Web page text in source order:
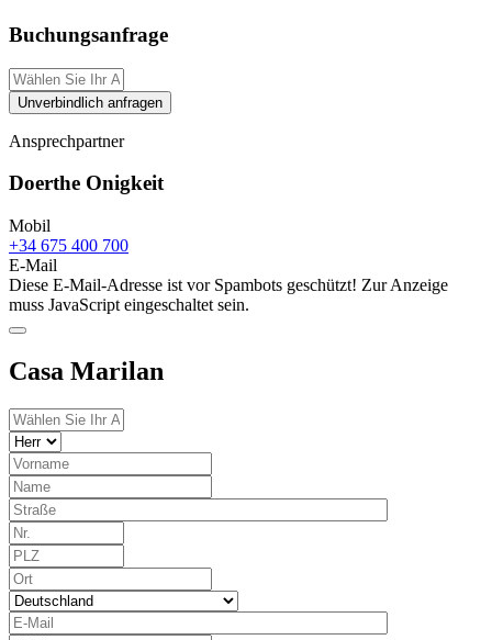
Buchungsanfrage
Unverbindlich anfragen
Ansprechpartner
Doerthe Onigkeit
Mobil
+34 675 400 700
E-Mail
Diese E-Mail-Adresse ist vor Spambots geschützt! Zur Anzeige
muss JavaScript eingeschaltet sein.
Casa Marilan